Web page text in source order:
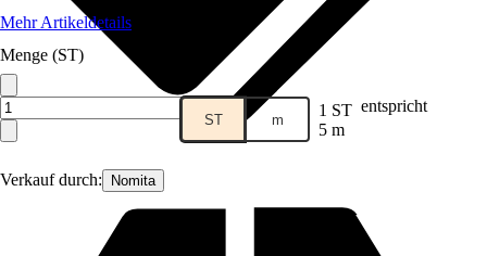
Verkauf durch: Nomita
Mehr Artikeldetails
Menge (ST)
ST m 1 ST entspricht
5 m